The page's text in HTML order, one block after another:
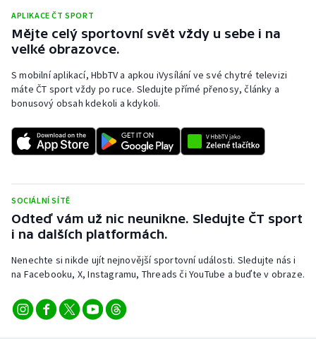
Veslování
Volejbal
Ostatní
APLIKACE ČT SPORT
Mějte celý sportovní svět vždy u sebe i na
velké obrazovce.
S mobilní aplikací, HbbTV a apkou iVysílání ve své chytré televizi
máte ČT sport vždy po ruce. Sledujte přímé přenosy, články a
bonusový obsah kdekoli a kdykoli.
SOCIÁLNÍ SÍTĚ
Odteď vám už nic neunikne. Sledujte ČT sport
i na dalších platformách.
Nenechte si nikde ujít nejnovější sportovní události. Sledujte nás i
na Facebooku, X, Instagramu, Threads či YouTube a buďte v obraze.